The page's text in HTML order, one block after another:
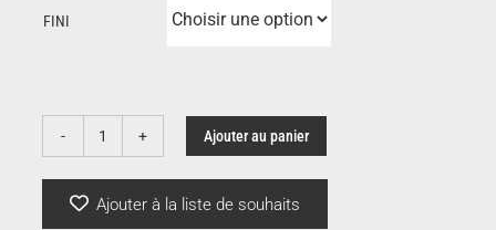
FINI
quantité
Ajouter au panier
Ajouter à la liste de souhaits